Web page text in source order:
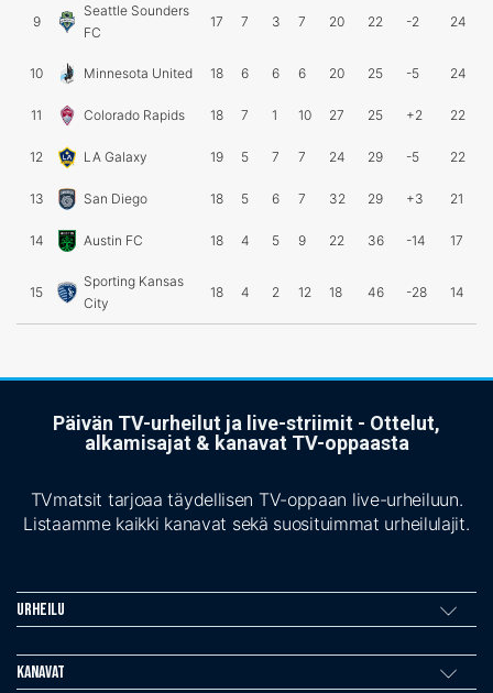
9
Seattle Sounders
FC
17 7 3 7 20 22 -2 24
10 Minnesota United 18 6 6 6 20 25 -5 24
11 Colorado Rapids 18 7 1 10 27 25 +2 22
12 LA Galaxy 19 5 7 7 24 29 -5 22
13 San Diego 18 5 6 7 32 29 +3 21
14 Austin FC 18 4 5 9 22 36 -14 17
15
Sporting Kansas
City
18 4 2 12 18 46 -28 14
Päivän TV-urheilut ja live-striimit - Ottelut,
alkamisajat & kanavat TV-oppaasta
TVmatsit tarjoaa täydellisen TV-oppaan live-urheiluun.
Listaamme kaikki kanavat sekä suosituimmat urheilulajit.
Urheilu
Kanavat